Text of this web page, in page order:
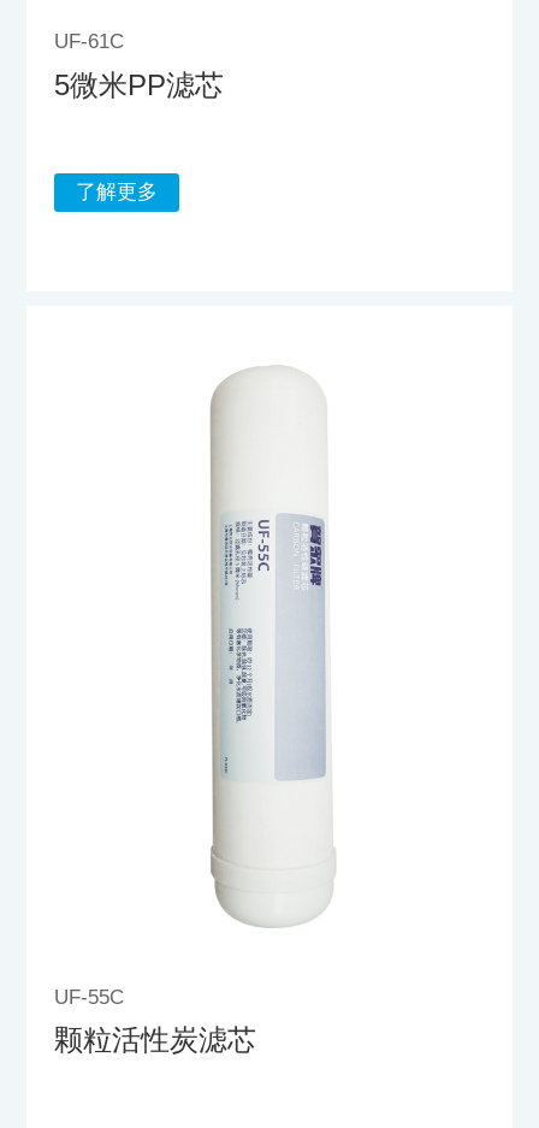
UF-61C
5微米PP滤芯
了解更多
UF-55C
颗粒活性炭滤芯